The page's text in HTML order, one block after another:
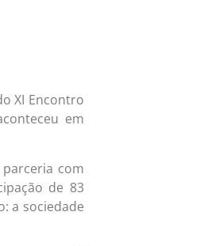
XI Encontro
em
com
de 83
a sociedade